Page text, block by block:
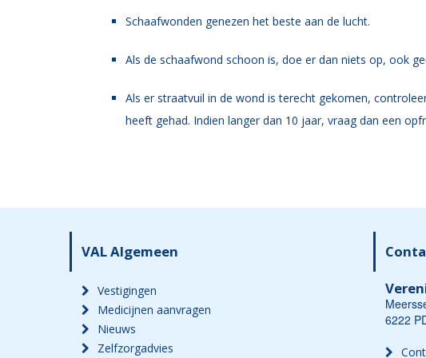
Schaafwonden genezen het beste aan de lucht.
Als de schaafwond schoon is, doe er dan niets op, ook
Als er straatvuil in de wond is terecht gekomen,
heeft gehad. Indien langer dan 10 jaar, vraag dan een
VAL Algemeen
Vestigingen
Medicijnen aanvragen
Nieuws
Zelfzorgadvies
6222